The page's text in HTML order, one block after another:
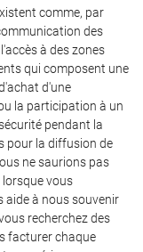
comme, par
des
à des zones
qui composent une
d'une
la participation à un
pendant la
pour la diffusion de
ne saurions pas
lorsque vous
aide à nous souvenir
recherchez des
facturer chaque